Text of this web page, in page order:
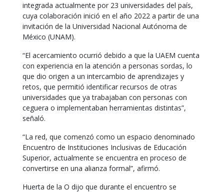
integrada actualmente por 23 universidades del país,
cuya colaboración inició en el año 2022 a partir de una
invitación de la Universidad Nacional Autónoma de
México (UNAM).
“El acercamiento ocurrió debido a que la UAEM cuenta
con experiencia en la atención a personas sordas, lo
que dio origen a un intercambio de aprendizajes y
retos, que permitió identificar recursos de otras
universidades que ya trabajaban con personas con
ceguera o implementaban herramientas distintas”,
señaló.
“La red, que comenzó como un espacio denominado
Encuentro de Instituciones Inclusivas de Educación
Superior, actualmente se encuentra en proceso de
convertirse en una alianza formal”, afirmó.
Huerta de la O dijo que durante el encuentro se